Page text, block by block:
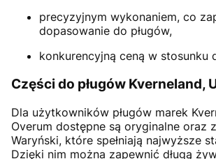
precyzyjnym wykonaniem, co
dopasowanie do pługów,
konkurencyjną ceną w stosunku
Części do pługów Kverneland,
Dla użytkowników pługów marek
Overum dostępne są oryginalne oraz
Waryński, które spełniają najwyższe
Dzięki nim można zapewnić długą